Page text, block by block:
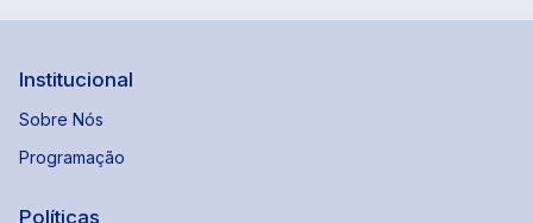
Institucional
Sobre Nós
Programação
Políticas